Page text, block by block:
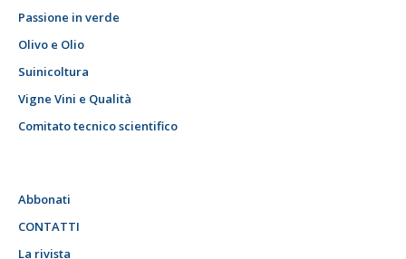
Passione in verde
Olivo e Olio
Suinicoltura
Vigne Vini e Qualità
Comitato tecnico scientifico
Abbonati
CONTATTI
La rivista